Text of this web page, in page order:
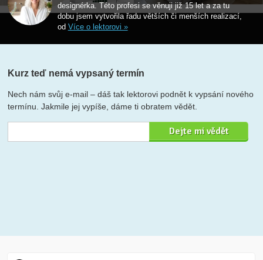
designérka. Této profesi se věnuji již 15 let a za tu
dobu jsem vytvořila řadu větších či menších realizací,
od Více o lektorovi »
Kurz teď nemá vypsaný termín
Nech nám svůj e-mail – dáš tak lektorovi podnět k vypsání nového
termínu. Jakmile jej vypíše, dáme ti obratem vědět.